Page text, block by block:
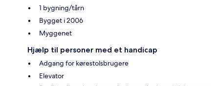
1 bygning/tårn
Bygget i 2006
Myggenet
Hjælp til personer med et handicap
Adgang for kørestolsbrugere
Elevator